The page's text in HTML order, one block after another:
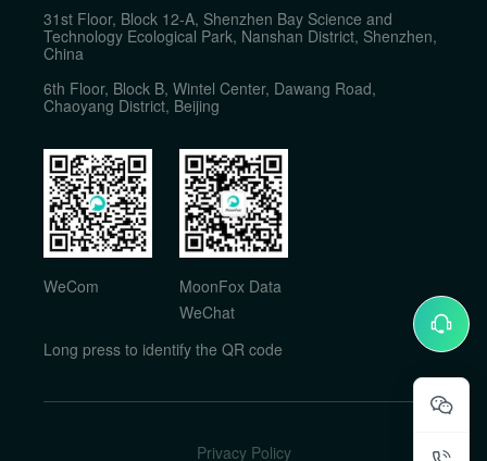
31st Floor, Block 12-A, Shenzhen Bay Science and
Technology Ecological Park, Nanshan District, Shenzhen,
China
6th Floor, Block B, Wintel Center, Dawang Road,
Chaoyang District, Beijing
WeCom
MoonFox Data
WeChat
Long press to identify the QR code
Privacy Policy